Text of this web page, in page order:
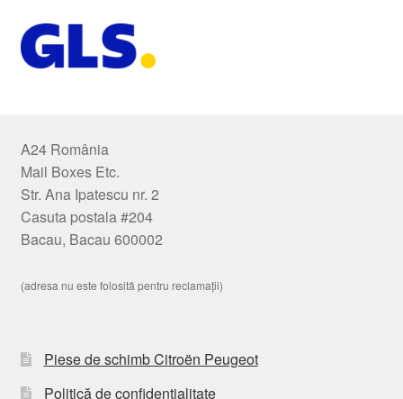
A24 România
Mail Boxes Etc.
Str. Ana Ipatescu nr. 2
Casuta postala #204
Bacau, Bacau 600002
(adresa nu este folosită pentru reclamații)
Piese de schimb Citroën Peugeot
Politică de confidențialitate